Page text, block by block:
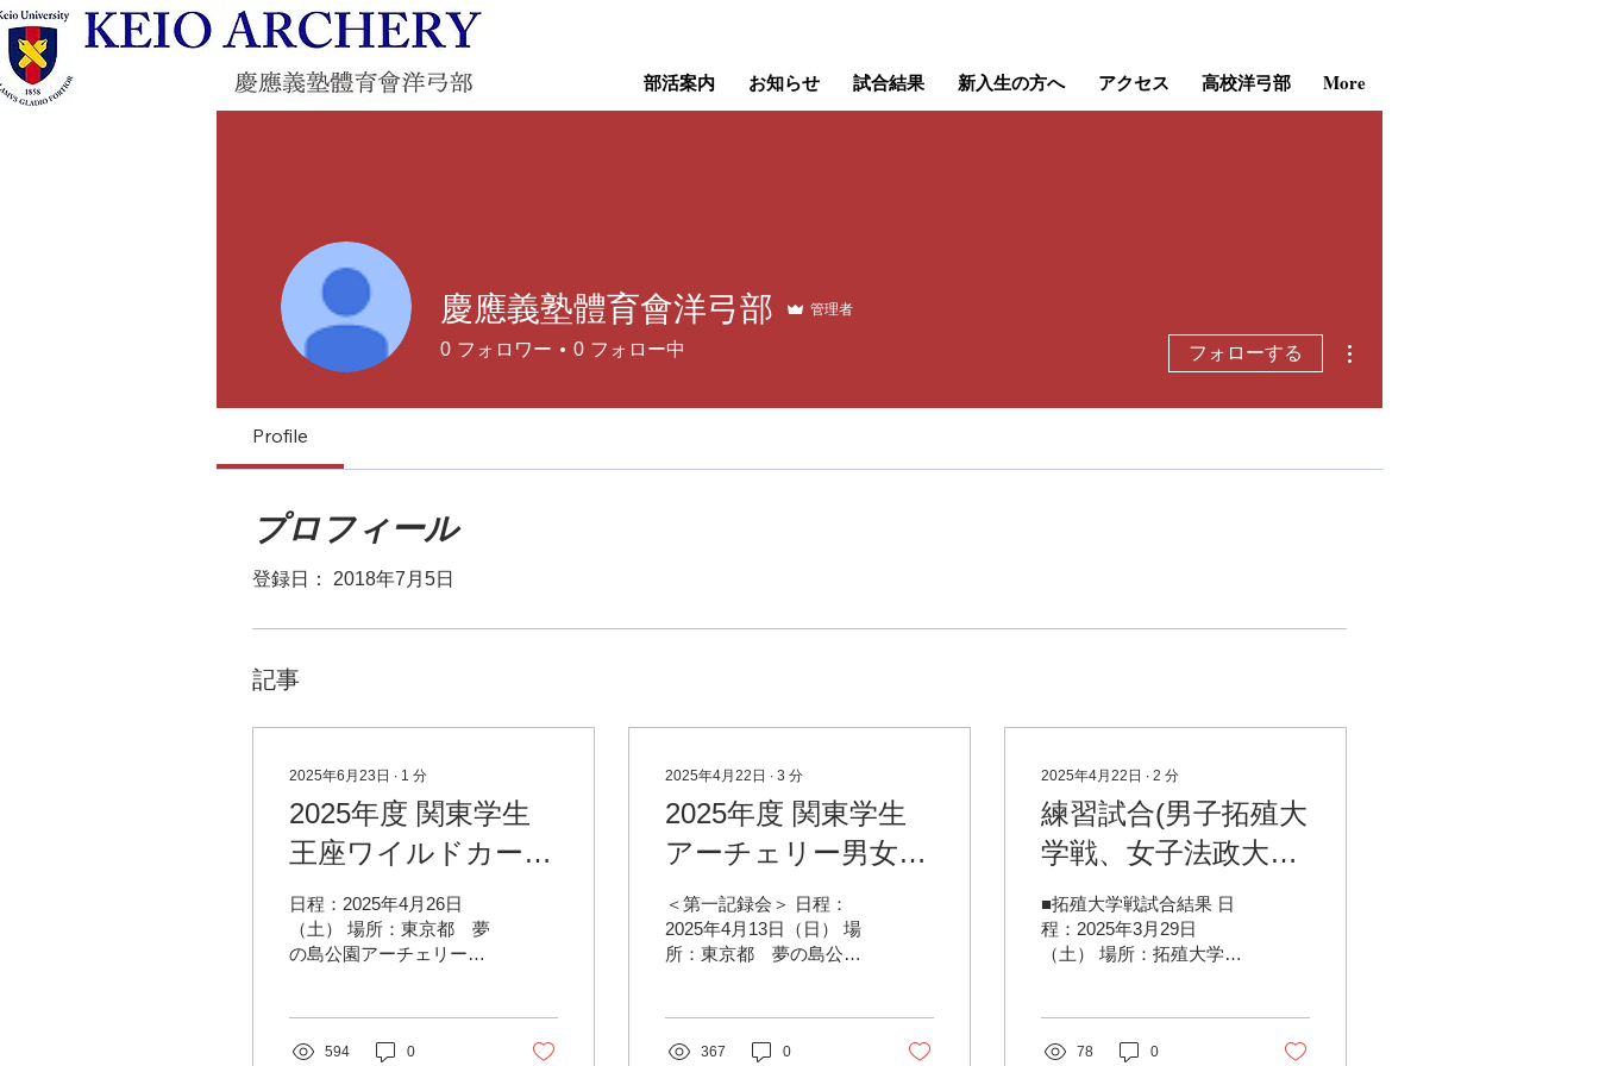
部活案内 お知らせ 試合結果 新入生の方へ アクセス 高校洋弓部 More
慶應義塾體育會洋弓部 管理者
0 フォロワー 0 フォロー中 フォローする
Profile
プロフィール
登録日： 2018年7月5日
記事
2025年6月23日 ∙ 1 分
2025年度 関東学生
王座ワイルドカード
決定戦結果
日程：2025年4月26日
（土） 場所：東京都 夢
の島公園アーチェリー場
4)、下島(理4) 【男子1/8
594 0
2025年4月22日 ∙ 3 分
2025年度 関東学生
アーチェリー男女リ
ーグ戦結果
＜第一記録会＞ 日程：
2025年4月13日（日） 場
所：東京都 夢の島公園
70M 70M Total...
367 0
2025年4月22日 ∙ 2 分
練習試合(男子拓殖大
学戦、女子法政大学
戦)試合結果
■拓殖大学戦試合結果 日
程：2025年3月29日
（土） 場所：拓殖大学八
78 0